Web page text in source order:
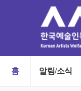
홈 알림/소식